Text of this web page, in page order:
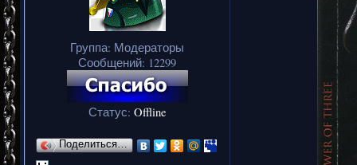
Группа: Модераторы
Сообщений: 12299
Статус: Offline
Поделиться…